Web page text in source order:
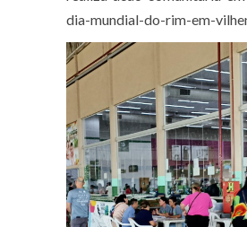
dia-mundial-do-rim-em-